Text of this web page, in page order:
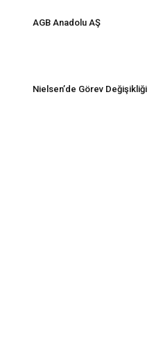
AGB Anadolu AŞ
Nielsen’de Görev Değişikliği